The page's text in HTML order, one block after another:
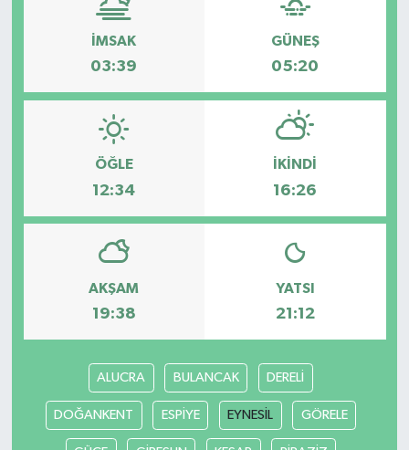
İMSAK
03:39
GÜNEŞ
05:20
ÖĞLE
12:34
İKINDI
16:26
AKŞAM
19:38
YATSI
21:12
ALUCRA BULANCAK DERELİ
DOĞANKENT ESPİYE EYNESİL GÖRELE